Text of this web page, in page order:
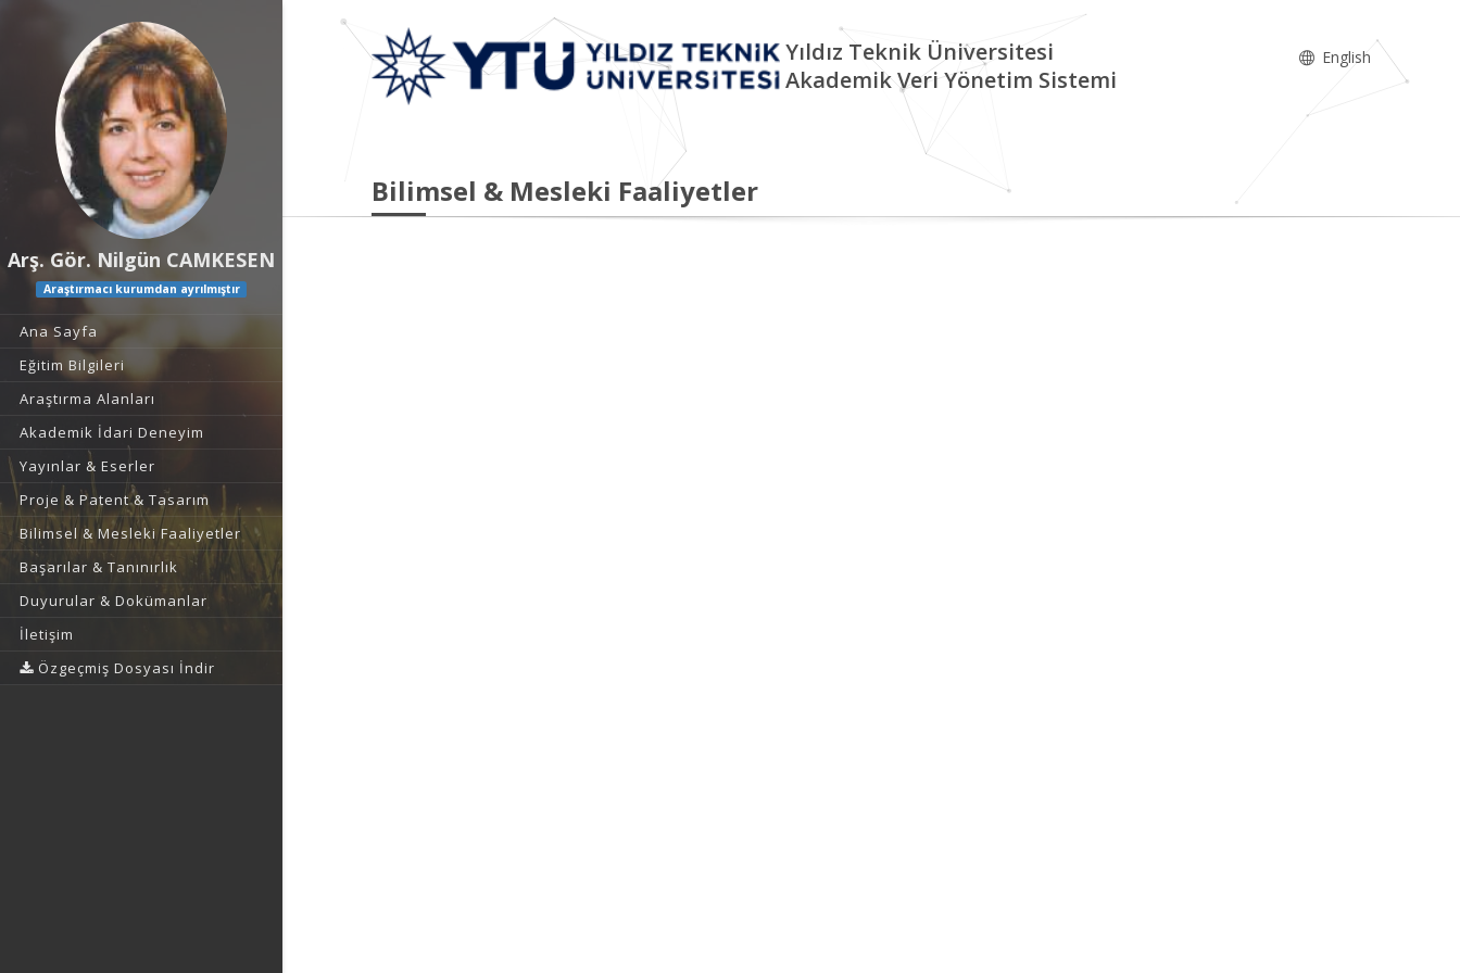
Arş. Gör. Nilgün CAMKESEN
Araştırmacı kurumdan ayrılmıştır
Ana Sayfa
Eğitim Bilgileri
Araştırma Alanları
Akademik İdari Deneyim
Yayınlar & Eserler
Proje & Patent & Tasarım
Bilimsel & Mesleki Faaliyetler
Başarılar & Tanınırlık
Duyurular & Dokümanlar
İletişim
Özgeçmiş Dosyası İndir
Yıldız Teknik Üniversitesi
Akademik Veri Yönetim Sistemi
English
Bilimsel & Mesleki Faaliyetler